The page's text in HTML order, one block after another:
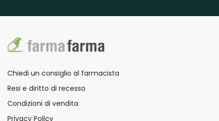
Chiedi un consiglio al farmacista
Resi e diritto di recesso
Condizioni di vendita
Privacy Policy